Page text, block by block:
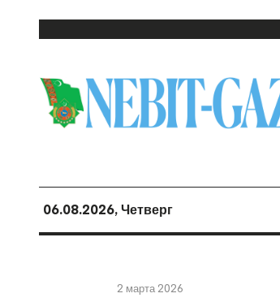
06.08.2026, Четверг
2 марта 2026